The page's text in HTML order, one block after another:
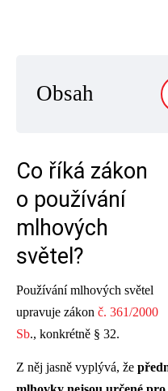
Obsah
Co říká zákon
o používání
mlhových
světel?
Používání mlhových světel
upravuje zákon č. 361/2000
Sb., konkrétně § 32.
Z něj jasně vyplývá, že